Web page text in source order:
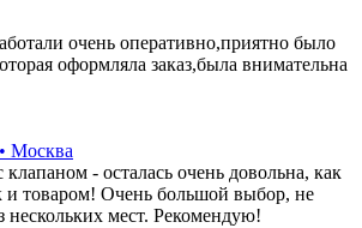
очень оперативно,приятно было
оформляла заказ,была внимательна
Москва
клапаном - осталась очень довольна, как
и товаром! Очень большой выбор, не
нескольких мест. Рекомендую!